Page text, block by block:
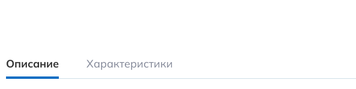
Описание Характеристики